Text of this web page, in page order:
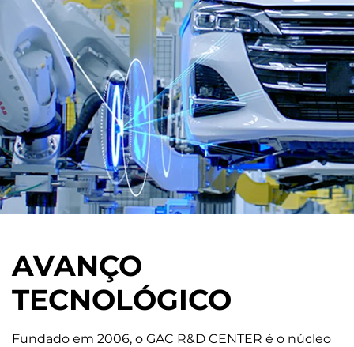
AVANÇO
TECNOLÓGICO
Fundado em 2006, o GAC R&D CENTER é o núcleo